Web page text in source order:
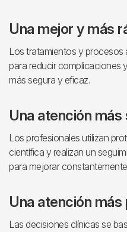
Una mejor y más
Los tratamientos y procesos
para reducir complicaciones
más segura y eficaz.
Una atención más
Los profesionales utilizan
científica y realizan un
para mejorar
Una atención más
Las decisiones clínicas se